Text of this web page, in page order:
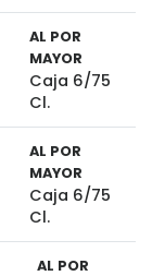
AL POR
MAYOR
Caja 6/75
Cl.
AL POR
MAYOR
Caja 6/75
Cl.
AL POR